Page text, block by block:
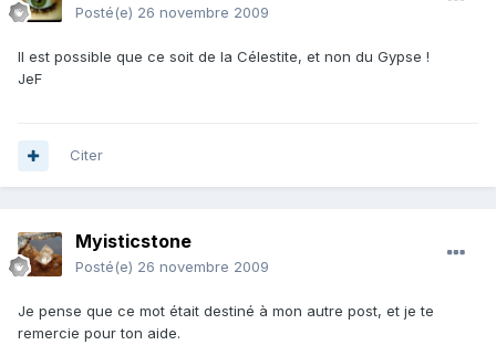
Posté(e) 26 novembre 2009
Il est possible que ce soit de la Célestite, et non du Gypse !
JeF
Citer
Myisticstone
Posté(e) 26 novembre 2009
Je pense que ce mot était destiné à mon autre post, et je te
remercie pour ton aide.